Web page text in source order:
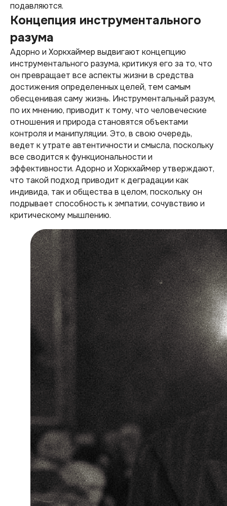
подавляются.
Концепция инструментального
разума
Адорно и Хоркхаймер выдвигают концепцию
инструментального разума, критикуя его за то, что
он превращает все аспекты жизни в средства
достижения определенных целей, тем самым
обесценивая саму жизнь. Инструментальный разум,
по их мнению, приводит к тому, что человеческие
отношения и природа становятся объектами
контроля и манипуляции. Это, в свою очередь,
ведет к утрате автентичности и смысла, поскольку
все сводится к функциональности и
эффективности. Адорно и Хоркхаймер утверждают,
что такой подход приводит к деградации как
индивида, так и общества в целом, поскольку он
подрывает способность к эмпатии, сочувствию и
критическому мышлению.